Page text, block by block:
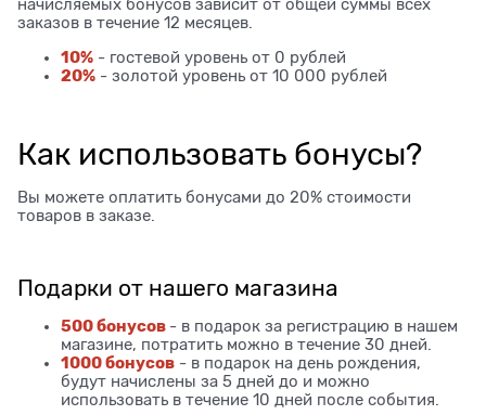
начисляемых бонусов зависит от общей суммы всех
заказов в течение 12 месяцев.
10% - гостевой уровень от 0 рублей
20% - золотой уровень от 10 000 рублей
Как использовать бонусы?
Вы можете оплатить бонусами до 20% стоимости
товаров в заказе.
Подарки от нашего магазина
500 бонусов - в подарок за регистрацию в нашем
магазине, потратить можно в течение 30 дней.
1000 бонусов - в подарок на день рождения,
будут начислены за 5 дней до и можно
использовать в течение 10 дней после события.